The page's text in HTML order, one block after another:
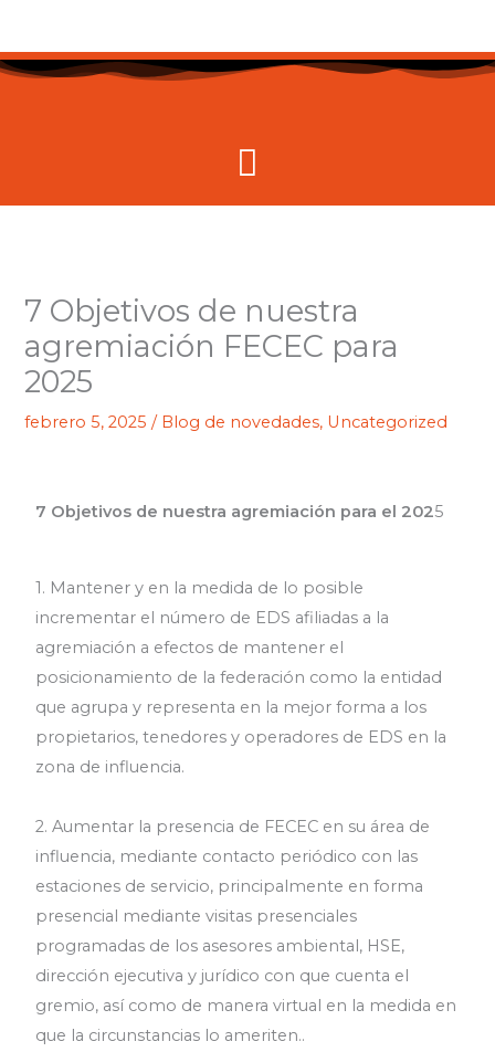
contenido
Menú
7 Objetivos de nuestra
agremiación FECEC para
2025
febrero 5, 2025/ Blog de novedades, Uncategorized
7 Objetivos de nuestra agremiación para el 2025
1. Mantener y en la medida de lo posible
incrementar el número de EDS afiliadas a la
agremiación a efectos de mantener el
posicionamiento de la federación como la entidad
que agrupa y representa en la mejor forma a los
propietarios, tenedores y operadores de EDS en la
zona de influencia.
2. Aumentar la presencia de FECEC en su área de
influencia, mediante contacto periódico con las
estaciones de servicio, principalmente en forma
presencial mediante visitas presenciales
programadas de los asesores ambiental, HSE,
dirección ejecutiva y jurídico con que cuenta el
gremio, así como de manera virtual en la medida en
que la circunstancias lo ameriten..